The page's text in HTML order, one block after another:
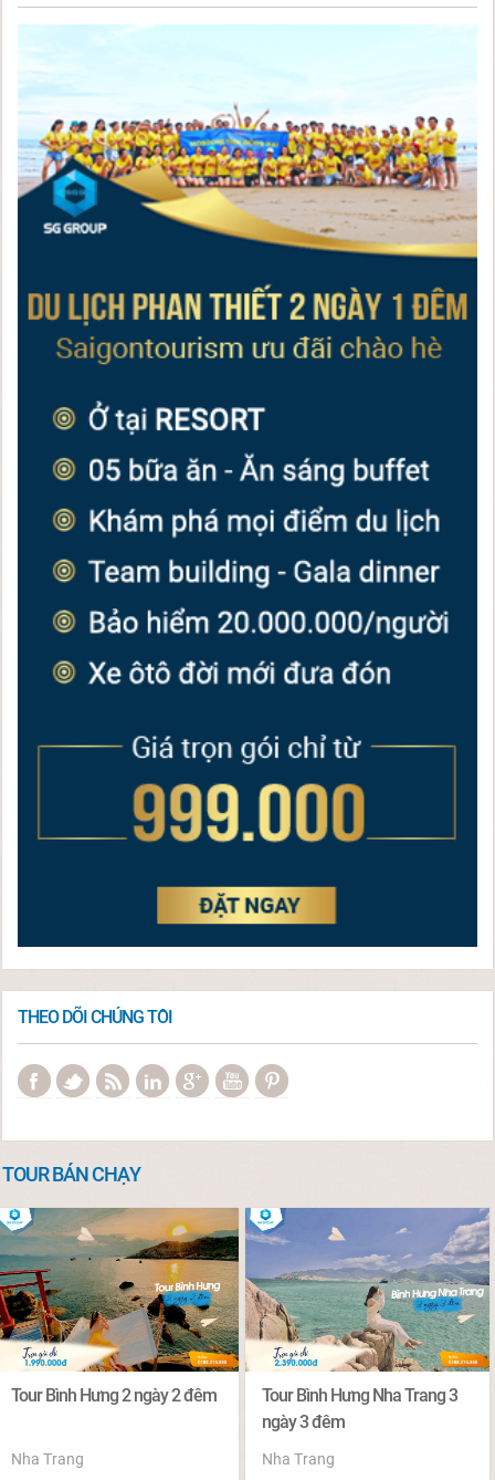
THEO DÕI CHÚNG TÔI
TOUR BÁN CHẠY
Tour Bình Hưng 2 ngày 2 đêm
Nha Trang
Tour Bình Hưng Nha Trang 3
ngày 3 đêm
Nha Trang